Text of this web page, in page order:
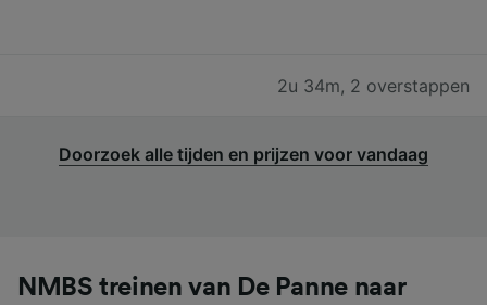
2u 34m, 2 overstappen
Doorzoek alle tijden en prijzen voor vandaag
NMBS treinen van De Panne naar